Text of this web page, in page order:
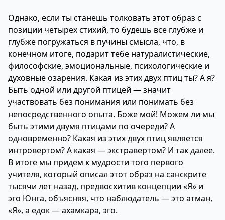
Однако, если ты станешь толковать этот образ с
позиции четырех стихий, то будешь все глубже и
глубже погружаться в пучины смысла, что, в
конечном итоге, подарит тебе натуралистические,
философские, эмоциональные, психологические и
духовные озарения. Какая из этих двух птиц ты? А я?
Быть одной или другой птицей — значит
участвовать без понимания или понимать без
непосредственного опыта. Боже мой! Можем ли мы
быть этими двумя птицами по очереди? А
одновременно? Какая из этих двух птиц является
интровертом? А какая — экстравертом? И так далее.
В итоге мы придем к мудрости того первого
учителя, который описал этот образ на санскрите
тысячи лет назад, предвосхитив концепции «Я» и
эго Юнга, объясняя, что наблюдатель — это атман,
«Я», а едок — ахамкара, эго.